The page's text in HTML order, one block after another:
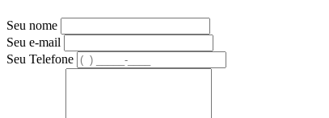
Seu nome
Seu e-mail
Seu Telefone